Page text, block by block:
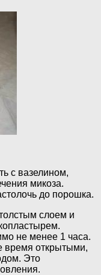
с вазелином,
микоза.
до порошка.
слоем и
не менее 1 часа.
время открытыми,
Это